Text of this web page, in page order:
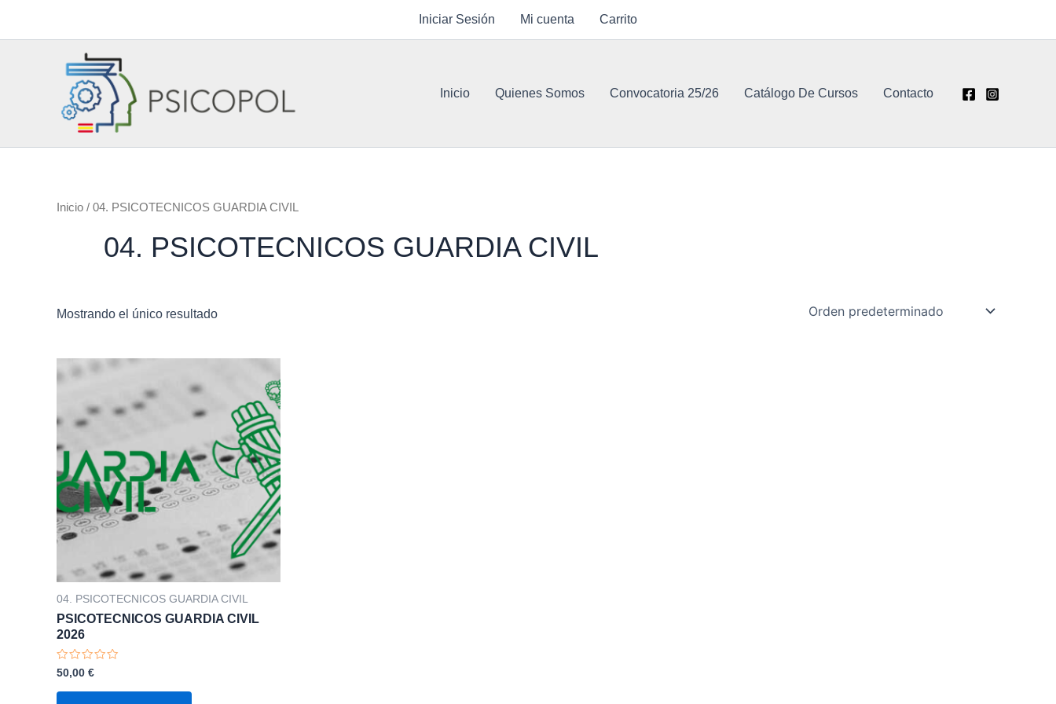
Iniciar Sesión Mi cuenta Carrito
Inicio Quienes Somos Convocatoria 25/26 Catálogo De Cursos Contacto
Inicio / 04. PSICOTECNICOS GUARDIA CIVIL
04. PSICOTECNICOS GUARDIA CIVIL
Mostrando el único resultado
04. PSICOTECNICOS GUARDIA CIVIL
PSICOTECNICOS GUARDIA CIVIL
2026
Valorado
con
0
50,00 €